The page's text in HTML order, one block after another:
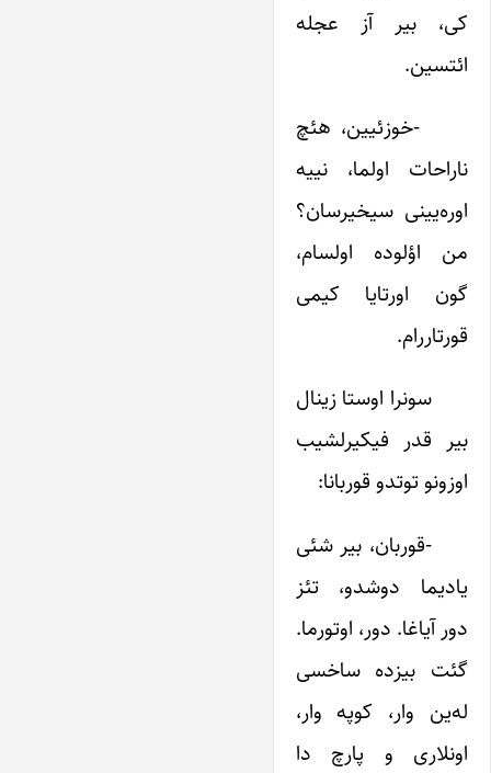
کی، بیر آز عجله
ائتسین.
-خوزئیین، هئچ
ناراحات اولما، نییه
اوره‌یینی سیخیرسان؟
من اؤلوده اولسام،
گون اورتایا کیمی
قورتاررام.
سونرا اوستا زینال
بیر قدر فیکیرلشیب
اوزونو توتدو قوربانا:
-قوربان، بیر شئی
یادیما دوشدو، تئز
دور آیاغا. دور، اوتورما.
گئت بیزده ساخسی
له‌ین وار، کوپه وار،
اونلاری و پارچ دا